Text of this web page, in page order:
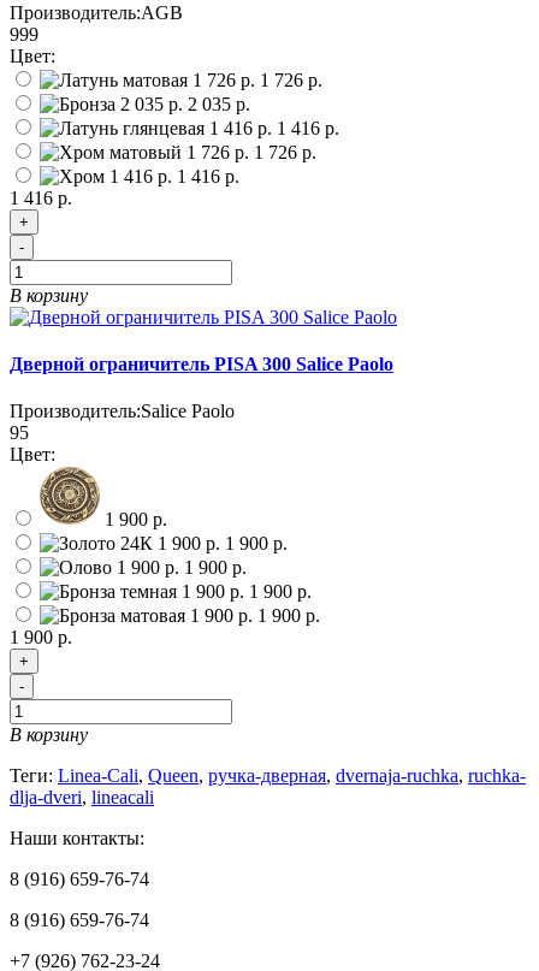
Производитель:AGB
999
Цвет:
1 726 р.
2 035 р.
1 416 р.
1 726 р.
1 416 р.
1 416 р.
+
-
В корзину
Дверной ограничитель PISA 300 Salice Paolo
Производитель:Salice Paolo
95
Цвет:
1 900 р.
1 900 р.
1 900 р.
1 900 р.
1 900 р.
1 900 р.
+
-
В корзину
Теги: Linea-Cali, Queen, ручка-дверная, dvernaja-ruchka, ruchka-
dlja-dveri, lineacali
Наши контакты:
8 (916) 659-76-74
8 (916) 659-76-74
+7 (926) 762-23-24